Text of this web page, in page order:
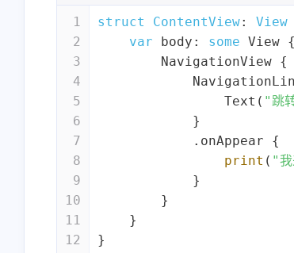
1
2
3
4
5
6
7
8
9
10
11
12
struct ContentView: View
var body: some View {
NavigationView {
Text ( "跳
            }
            .onAppear {
print ( "
            }
        }
    }
}